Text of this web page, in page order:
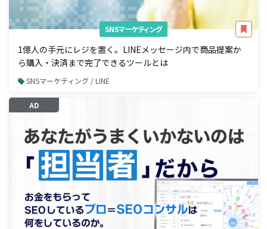
SNSマーケティング
1億人の手元にレジを置く。LINEメッセージ内で商品提案か
ら購入・決済まで完了できるツールとは
SNSマーケティング / LINE
AD